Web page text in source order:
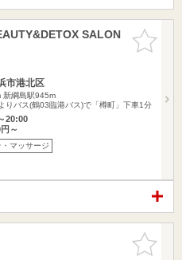
お気に入
りに追加
SALON
市港北区
新綱島駅945m
りバス(鶴03臨港バス)で「樽町」下車1分
20:00
～
・マッサージ
お気に入
りに追加